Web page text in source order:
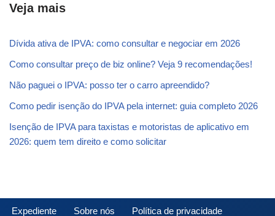
Veja mais
Dívida ativa de IPVA: como consultar e negociar em 2026
Como consultar preço de biz online? Veja 9 recomendações!
Não paguei o IPVA: posso ter o carro apreendido?
Como pedir isenção do IPVA pela internet: guia completo 2026
Isenção de IPVA para taxistas e motoristas de aplicativo em
2026: quem tem direito e como solicitar
Expediente Sobre nós Política de privacidade